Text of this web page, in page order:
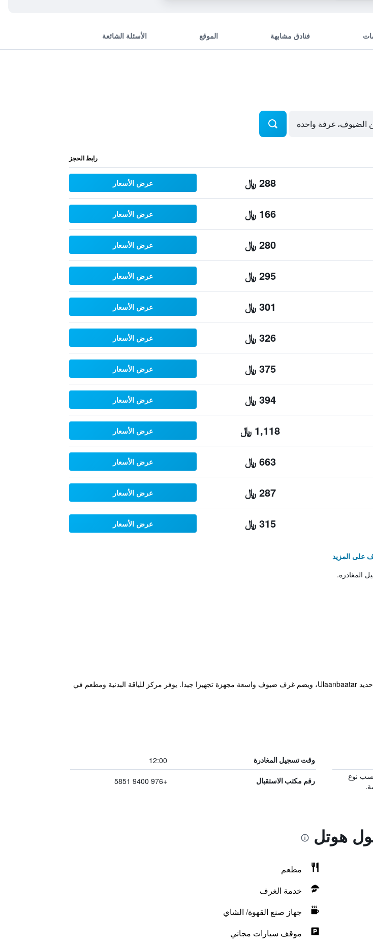
فنادق مشابهة الموقع الأسئلة الشائعة
رابط الحجز
288 ﷼ عرض الأسعار
166 ﷼ عرض الأسعار
280 ﷼ عرض الأسعار
295 ﷼ عرض الأسعار
301 ﷼ عرض الأسعار
326 ﷼ عرض الأسعار
375 ﷼ عرض الأسعار
394 ﷼ عرض الأسعار
1,118 ﷼ عرض الأسعار
663 ﷼ عرض الأسعار
287 ﷼ عرض الأسعار
315 ﷼ عرض الأسعار
على المزيد
المغادرة.
يقع Bayangol Hotel على بعد 10 دقائق فقط بالسيارة من محطة سكة حديد Ulaanbaatar، ويضم غرف ضيوف واسعة مجهزة تجهيزا جيدا. يوفر مركز للياقة البدنية ومطعم في
وقت تسجيل المغادرة 12:00
نوع
رقم مكتب الاستقبال +976 9400 5851
هوتل
مطعم
خدمة الغرف
جهاز صنع القهوة/ الشاي
موقف سيارات مجاني